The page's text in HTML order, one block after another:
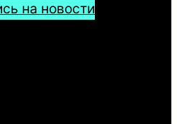
на новости